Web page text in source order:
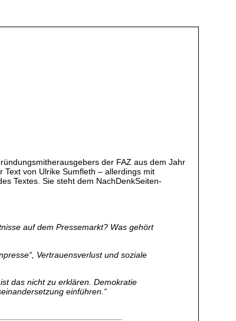
der FAZ aus dem Jahr
von Ulrike Sumfleth – allerdings mit
Textes. Sie steht dem NachDenkSeiten-
auf dem Pressemarkt? Was gehört
Vertrauensverlust und soziale
das nicht zu erklären. Demokratie
einführen.“